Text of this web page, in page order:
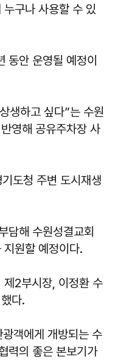
누구나 사용할 수 있
동안 운영될 예정이
생하고 싶다”는 수원
영해 공유주차장 사
도청 주변 도시재생
담해 수원성결교회
원할 예정이다.
제2부시장, 이정환 수
다.
객에게 개방되는 수
력의 좋은 본보기가